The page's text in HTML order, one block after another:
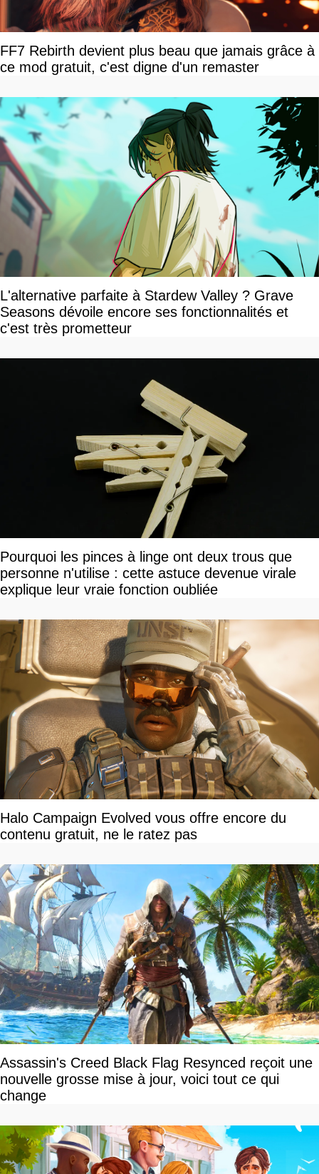
FF7 Rebirth devient plus beau que jamais grâce à
ce mod gratuit, c'est digne d'un remaster
L'alternative parfaite à Stardew Valley ? Grave
Seasons dévoile encore ses fonctionnalités et
c'est très prometteur
Pourquoi les pinces à linge ont deux trous que
personne n'utilise : cette astuce devenue virale
explique leur vraie fonction oubliée
Halo Campaign Evolved vous offre encore du
contenu gratuit, ne le ratez pas
Assassin's Creed Black Flag Resynced reçoit une
nouvelle grosse mise à jour, voici tout ce qui
change